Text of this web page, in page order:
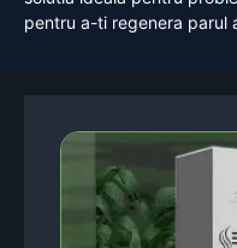
pentru a-ti regenera parul